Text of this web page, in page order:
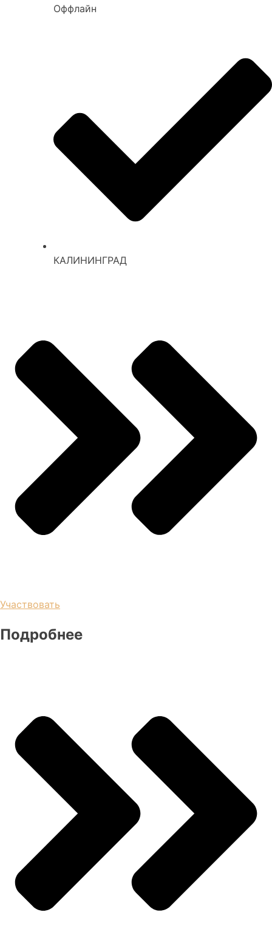
Оффлайн
КАЛИНИНГРАД
Участвовать
Подробнее